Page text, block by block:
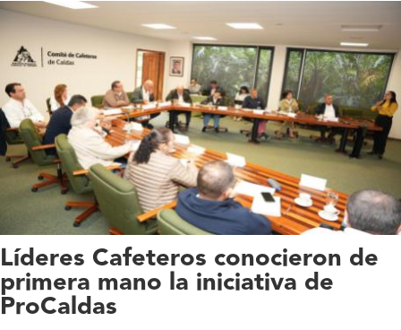
Líderes Cafeteros conocieron de
primera mano la iniciativa de
ProCaldas